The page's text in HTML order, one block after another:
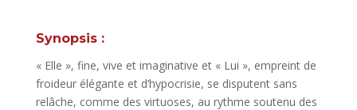
Synopsis :
« Elle », fine, vive et imaginative et « Lui », empreint de
froideur élégante et d’hypocrisie, se disputent sans
relâche, comme des virtuoses, au rythme soutenu des